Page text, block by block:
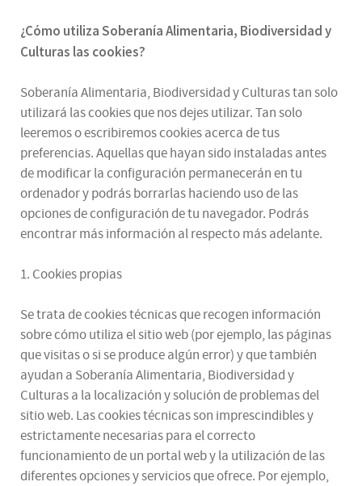
¿Cómo utilizaSoberanía Alimentaria, Biodiversidad y
Culturas las cookies?
Soberanía Alimentaria, Biodiversidad y Culturas tan solo
utilizará las cookies que nos dejes utilizar. Tan solo
leeremos o escribiremos cookies acerca de tus
preferencias. Aquellas que hayan sido instaladas antes
de modificar la configuración permanecerán en tu
ordenador y podrás borrarlas haciendo uso de las
opciones de configuración de tu navegador. Podrás
encontrar más información al respecto más adelante.
1. Cookies propias
Se trata de cookies técnicas que recogen información
sobre cómo utiliza el sitio web (por ejemplo, las páginas
que visitas o si se produce algún error) y que también
ayudan a Soberanía Alimentaria, Biodiversidad y
Culturas a la localización y solución de problemas del
sitio web. Las cookies técnicas son imprescindibles y
estrictamente necesarias para el correcto
funcionamiento de un portal web y la utilización de las
diferentes opciones y servicios que ofrece. Por ejemplo,